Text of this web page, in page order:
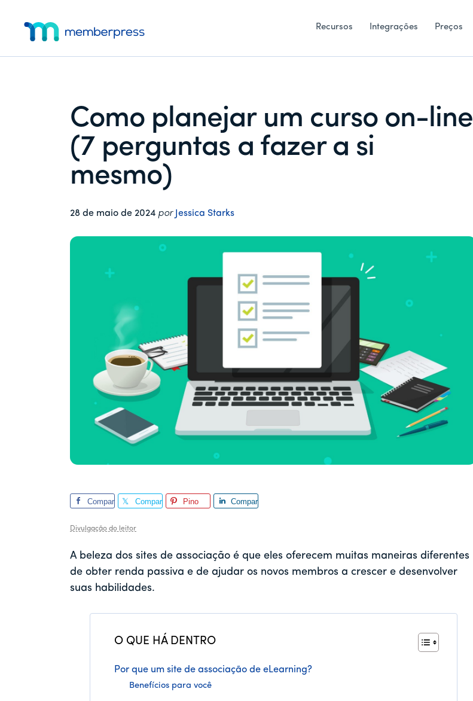
adicional
associação
WordPress
Recursos Integrações Preços
Como planejar um curso on-line
(7 perguntas a fazer a si
mesmo)
28 de maio de 2024 por Jessica Starks
Compar
Compar
Pino
Compar
Divulgação do leitor
A beleza dos sites de associação é que eles oferecem muitas maneiras diferentes
de obter renda passiva e de ajudar os novos membros a crescer e desenvolver
suas habilidades.
O QUE HÁ DENTRO
Por que um site de associação de eLearning?
Benefícios para você